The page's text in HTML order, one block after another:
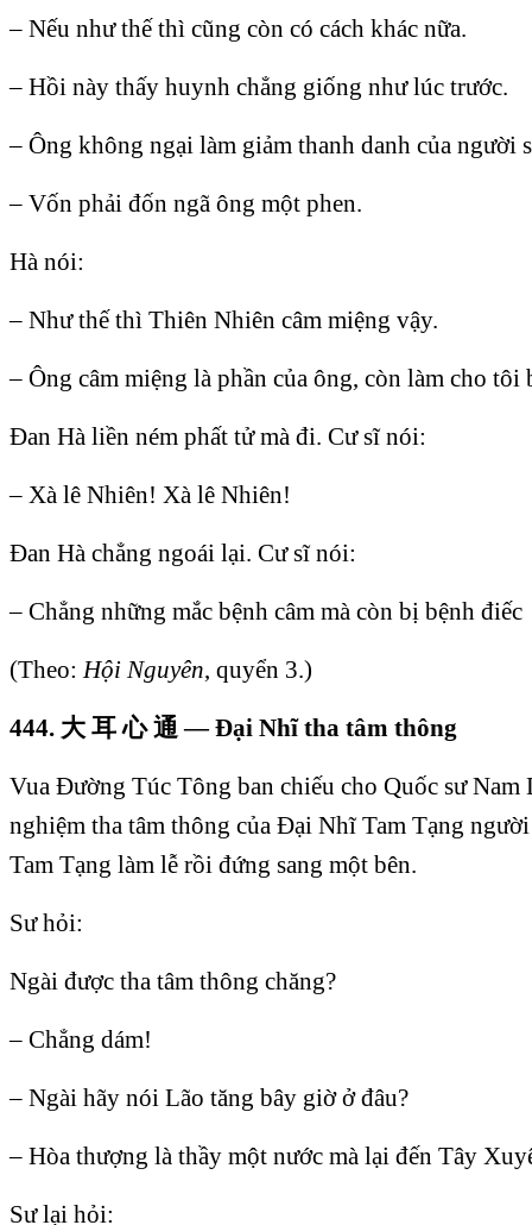
– Nếu như thế thì cũng còn có cách khác nữa.
– Hồi này thấy huynh chẳng giống như lúc trước.
– Ông không ngại làm giảm thanh danh của người
– Vốn phải đốn ngã ông một phen.
Hà nói:
– Như thế thì Thiên Nhiên câm miệng vậy.
– Ông câm miệng là phần của ông, còn làm cho tôi
Ðan Hà liền ném phất tử mà đi. Cư sĩ nói:
– Xà lê Nhiên! Xà lê Nhiên!
Ðan Hà chẳng ngoái lại. Cư sĩ nói:
– Chẳng những mắc bệnh câm mà còn bị bệnh điếc
(Theo:Hội Nguyên, quyển 3.)
444. 大 耳 心 通 — Ðại Nhĩ tha tâm thông
Vua Ðường Túc Tông ban chiếu cho Quốc sư
nghiệm tha tâm thông của Ðại Nhĩ Tam Tạng
Tam Tạng làm lễ rồi đứng sang một bên.
Sư hỏi:
Ngài được tha tâm thông chăng?
– Chẳng dám!
– Ngài hãy nói Lão tăng bây giờ ở đâu?
– Hòa thượng là thầy một nước mà lại đến Tây
Sư lại hỏi: